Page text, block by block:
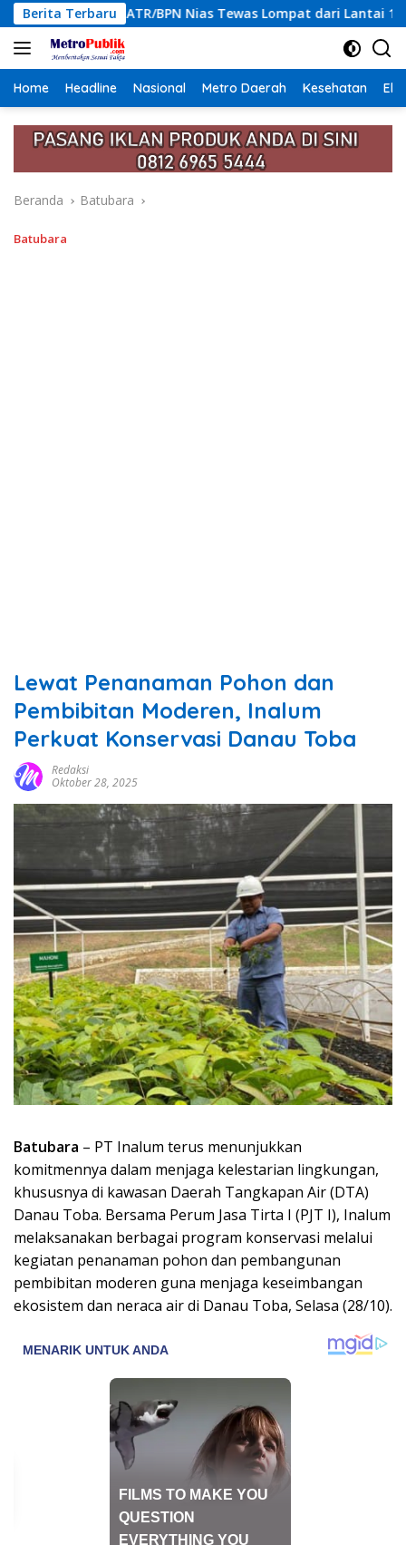
Langsung
ke
konten
Berita Terbaru
Nias Tewas Lompat dari Lantai 12 Apartemen, Berawal dari
Home Headline Nasional Metro Daerah Kesehatan
Beranda Batubara
Batubara
Lewat Penanaman Pohon dan
Pembibitan Moderen, Inalum
Perkuat Konservasi Danau Toba
Redaksi
Oktober 28, 2025
Batubara – PT Inalum terus menunjukkan
komitmennya dalam menjaga kelestarian lingkungan,
khususnya di kawasan Daerah Tangkapan Air (DTA)
Danau Toba. Bersama Perum Jasa Tirta I (PJT I), Inalum
melaksanakan berbagai program konservasi melalui
kegiatan penanaman pohon dan pembangunan
pembibitan moderen guna menjaga keseimbangan
ekosistem dan neraca air di Danau Toba, Selasa (28/10).